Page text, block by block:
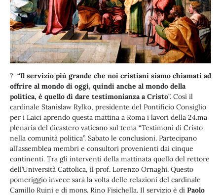
? “Il servizio più grande che noi cristiani siamo chiamati ad
offrire al mondo di oggi, quindi anche al mondo della
politica, è quello di dare testimonianza a Cristo”. Così il
cardinale Stanislaw Rylko, presidente del Pontificio Consiglio
per i Laici aprendo questa mattina a Roma i lavori della 24.ma
plenaria del dicastero vaticano sul tema “Testimoni di Cristo
nella comunità politica”. Sabato le conclusioni. Partecipano
all’assemblea membri e consultori provenienti dai cinque
continenti. Tra gli interventi della mattinata quello del rettore
dell’Università Cattolica, il prof. Lorenzo Ornaghi. Questo
pomeriggio invece sarà la volta delle relazioni del cardinale
Camillo Ruini e di mons. Rino Fisichella. Il servizio è di Paolo